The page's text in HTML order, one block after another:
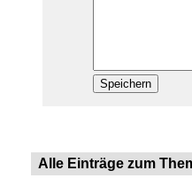
Alle Einträge zum